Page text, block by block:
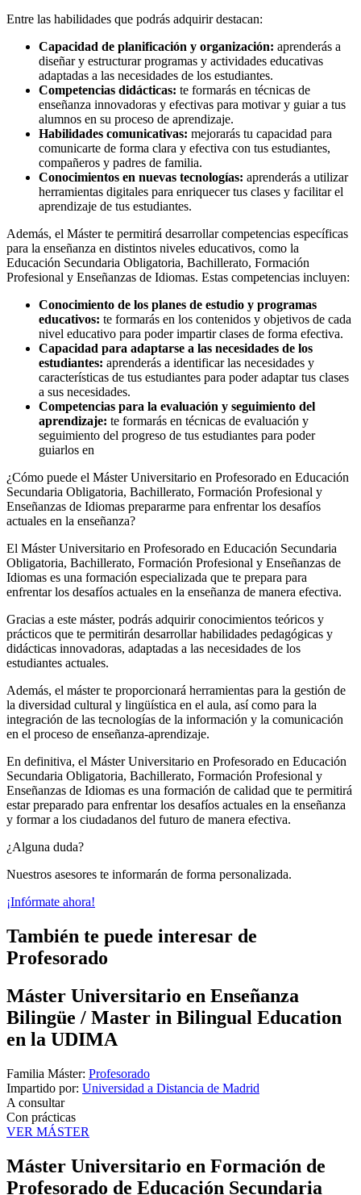
Entre las habilidades que podrás adquirir destacan:
Capacidad de planificación y organización: aprenderás a
diseñar y estructurar programas y actividades educativas
adaptadas a las necesidades de los estudiantes.
Competencias didácticas: te formarás en técnicas de
enseñanza innovadoras y efectivas para motivar y guiar a tus
alumnos en su proceso de aprendizaje.
Habilidades comunicativas: mejorarás tu capacidad para
comunicarte de forma clara y efectiva con tus estudiantes,
compañeros y padres de familia.
Conocimientos en nuevas tecnologías: aprenderás a utilizar
herramientas digitales para enriquecer tus clases y facilitar el
aprendizaje de tus estudiantes.
Además, el Máster te permitirá desarrollar competencias específicas
para la enseñanza en distintos niveles educativos, como la
Educación Secundaria Obligatoria, Bachillerato, Formación
Profesional y Enseñanzas de Idiomas. Estas competencias incluyen:
Conocimiento de los planes de estudio y programas
educativos: te formarás en los contenidos y objetivos de cada
nivel educativo para poder impartir clases de forma efectiva.
Capacidad para adaptarse a las necesidades de los
estudiantes: aprenderás a identificar las necesidades y
características de tus estudiantes para poder adaptar tus clases
a sus necesidades.
Competencias para la evaluación y seguimiento del
aprendizaje: te formarás en técnicas de evaluación y
seguimiento del progreso de tus estudiantes para poder
guiarlos en
¿Cómo puede el Máster Universitario en Profesorado en Educación
Secundaria Obligatoria, Bachillerato, Formación Profesional y
Enseñanzas de Idiomas prepararme para enfrentar los desafíos
actuales en la enseñanza?
El Máster Universitario en Profesorado en Educación Secundaria
Obligatoria, Bachillerato, Formación Profesional y Enseñanzas de
Idiomas es una formación especializada que te prepara para
enfrentar los desafíos actuales en la enseñanza de manera efectiva.
Gracias a este máster, podrás adquirir conocimientos teóricos y
prácticos que te permitirán desarrollar habilidades pedagógicas y
didácticas innovadoras, adaptadas a las necesidades de los
estudiantes actuales.
Además, el máster te proporcionará herramientas para la gestión de
la diversidad cultural y lingüística en el aula, así como para la
integración de las tecnologías de la información y la comunicación
en el proceso de enseñanza-aprendizaje.
En definitiva, el Máster Universitario en Profesorado en Educación
Secundaria Obligatoria, Bachillerato, Formación Profesional y
Enseñanzas de Idiomas es una formación de calidad que te permitirá
estar preparado para enfrentar los desafíos actuales en la enseñanza
y formar a los ciudadanos del futuro de manera efectiva.
¿Alguna duda?
Nuestros asesores te informarán de forma personalizada.
¡Infórmate ahora!
También te puede interesar de
Profesorado
Máster Universitario en Enseñanza
Bilingüe / Master in Bilingual Education
en la UDIMA
Familia Máster: Profesorado
Impartido por: Universidad a Distancia de Madrid
A consultar
Con prácticas
VER MÁSTER
Máster Universitario en Formación de
Profesorado de Educación Secundaria